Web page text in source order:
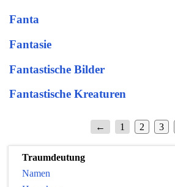
Fanta
Fantasie
Fantastische Bilder
Fantastische Kreaturen
← 1 2 3
Traumdeutung
Namen